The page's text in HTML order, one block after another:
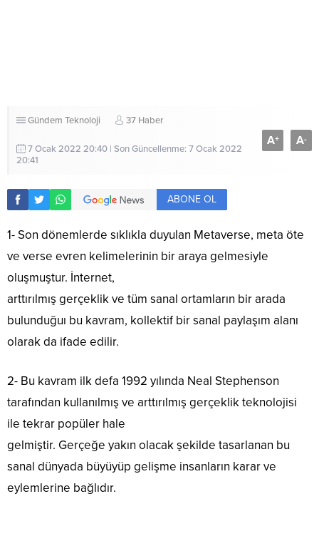
Gündem Teknoloji 37 Haber
7 Ocak 2022 20:40 | Son Güncellenme: 7 Ocak 2022
20:41
A+ A-
ABONE OL
1- Son dönemlerde sıklıkla duyulan Metaverse, meta öte
ve verse evren kelimelerinin bir araya gelmesiyle
oluşmuştur. İnternet,
arttırılmış gerçeklik ve tüm sanal ortamların bir arada
bulunduğuı bu kavram, kollektif bir sanal paylaşım alanı
olarak da ifade edilir.
2- Bu kavram ilk defa 1992 yılında Neal Stephenson
tarafından kullanılmış ve arttırılmış gerçeklik teknolojisi
ile tekrar popüler hale
gelmiştir. Gerçeğe yakın olacak şekilde tasarlanan bu
sanal dünyada büyüyüp gelişme insanların karar ve
eylemlerine bağlıdır.